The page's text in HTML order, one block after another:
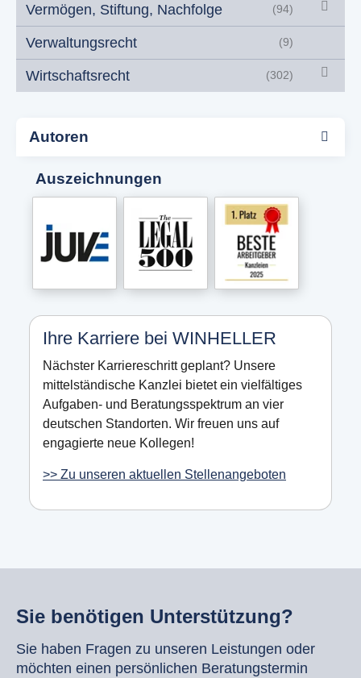
Vermögen, Stiftung, Nachfolge (94)
Verwaltungsrecht (9)
Wirtschaftsrecht (302)
Autoren
Auszeichnungen
Ihre Karriere bei WINHELLER
Nächster Karriereschritt geplant? Unsere
mittelständische Kanzlei bietet ein vielfältiges
Aufgaben- und Beratungsspektrum an vier
deutschen Standorten. Wir freuen uns auf
engagierte neue Kollegen!
>> Zu unseren aktuellen Stellenangeboten
Sie benötigen Unterstützung?
Sie haben Fragen zu unseren Leistungen oder
möchten einen persönlichen Beratungstermin